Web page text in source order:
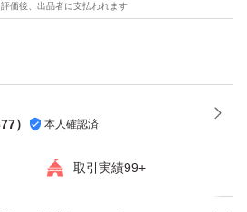
価後、出品者に支払われます
） 本人確認済
取引実績99+